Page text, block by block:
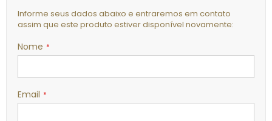
Informe seus dados abaixo e entraremos em contato
assim que este produto estiver disponível novamente:
Nome
Email